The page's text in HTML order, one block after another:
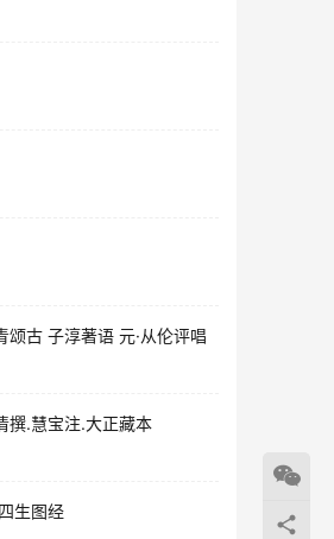
颂古 子淳著语 元·从伦评唱
撰.慧宝注.大正藏本
生图经